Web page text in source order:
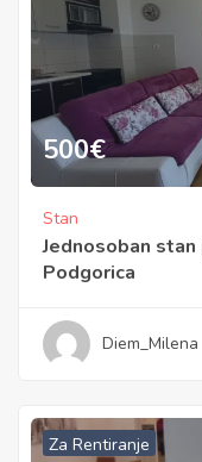
500€
Stan
Jednosoban
Podgorica
Diem_Milena
Za Rentiranje